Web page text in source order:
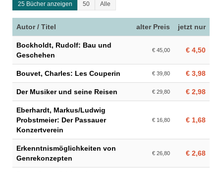
25 Bücher anzeigen 50 Alle
Autor / Titel alter Preis jetzt nur
Bockholdt, Rudolf: Bau und
Geschehen
€ 45,00 € 4,50
Bouvet, Charles: Les Couperin € 39,80 € 3,98
Der Musiker und seine Reisen € 29,80 € 2,98
Eberhardt, Markus/Ludwig
Probstmeier: Der Passauer
Konzertverein
€ 16,80 € 1,68
Erkenntnismöglichkeiten von
Genrekonzepten
€ 26,80 € 2,68